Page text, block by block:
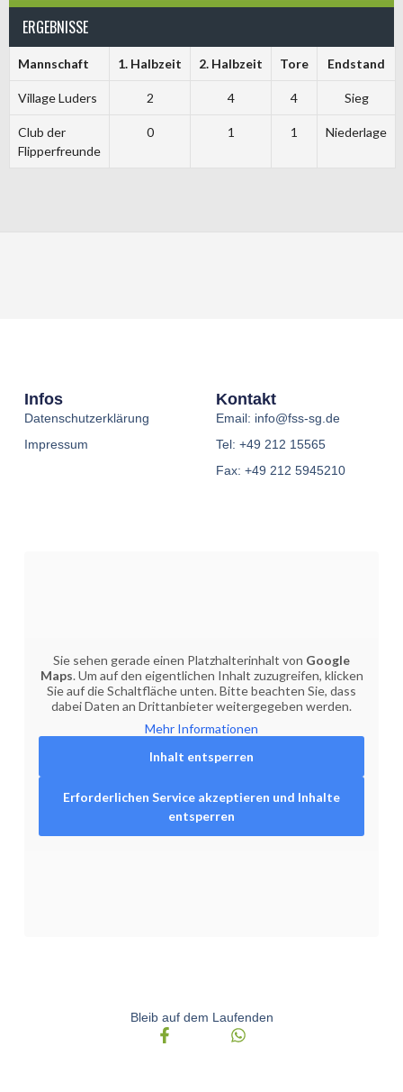
ERGEBNISSE
Mannschaft 1. Halbzeit 2. Halbzeit Tore Endstand
Village Luders 2 4 4 Sieg
Club der
Flipperfreunde
0 1 1 Niederlage
Bleib auf dem Laufenden
Infos
Datenschutzerklärung
Impressum
Kontakt
Email: info@fss-sg.de
Tel: +49 212 15565
Fax: +49 212 5945210
Sie sehen gerade einen Platzhalterinhalt von Google
Maps. Um auf den eigentlichen Inhalt zuzugreifen, klicken
Sie auf die Schaltfläche unten. Bitte beachten Sie, dass
dabei Daten an Drittanbieter weitergegeben werden.
Mehr Informationen
Inhalt entsperren
Erforderlichen Service akzeptieren und Inhalte
entsperren